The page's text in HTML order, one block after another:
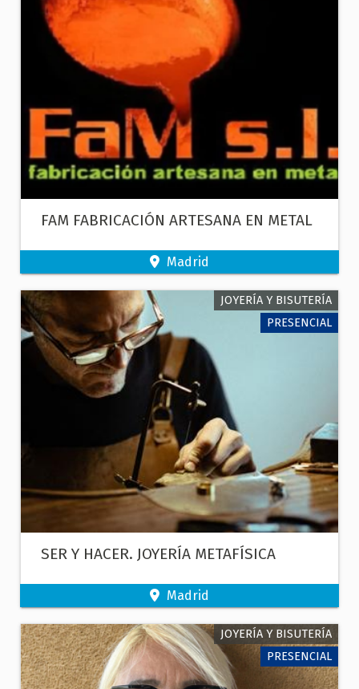
FAM FABRICACIÓN ARTESANA EN METAL
Madrid
JOYERÍA Y BISUTERÍA
PRESENCIAL
SER Y HACER. JOYERÍA METAFÍSICA
Madrid
JOYERÍA Y BISUTERÍA
PRESENCIAL